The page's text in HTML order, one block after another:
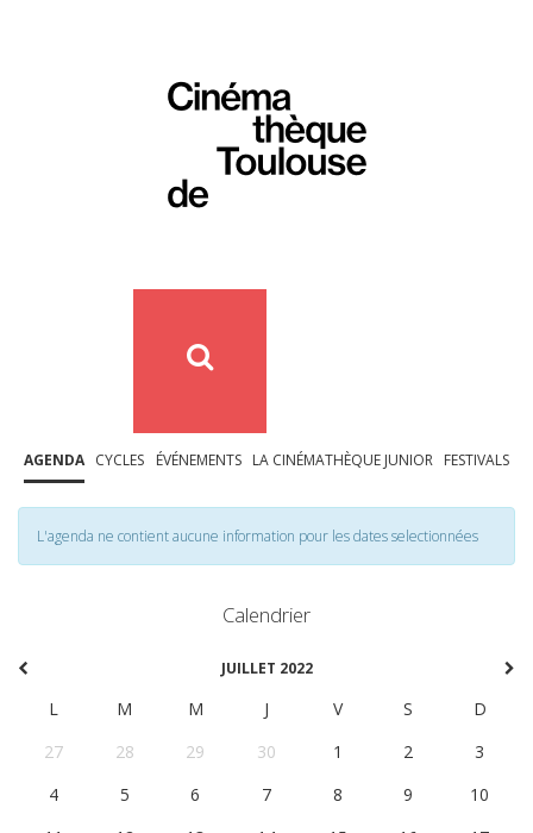
AGENDA CYCLES ÉVÉNEMENTS LA CINÉMATHÈQUE JUNIOR FESTIVALS
L'agenda ne contient aucune information pour les dates selectionnées
Calendrier
JUILLET 2022
L M M J V S
D
27
28 29 30 1 2
3
4
5 6 7 8 9
10